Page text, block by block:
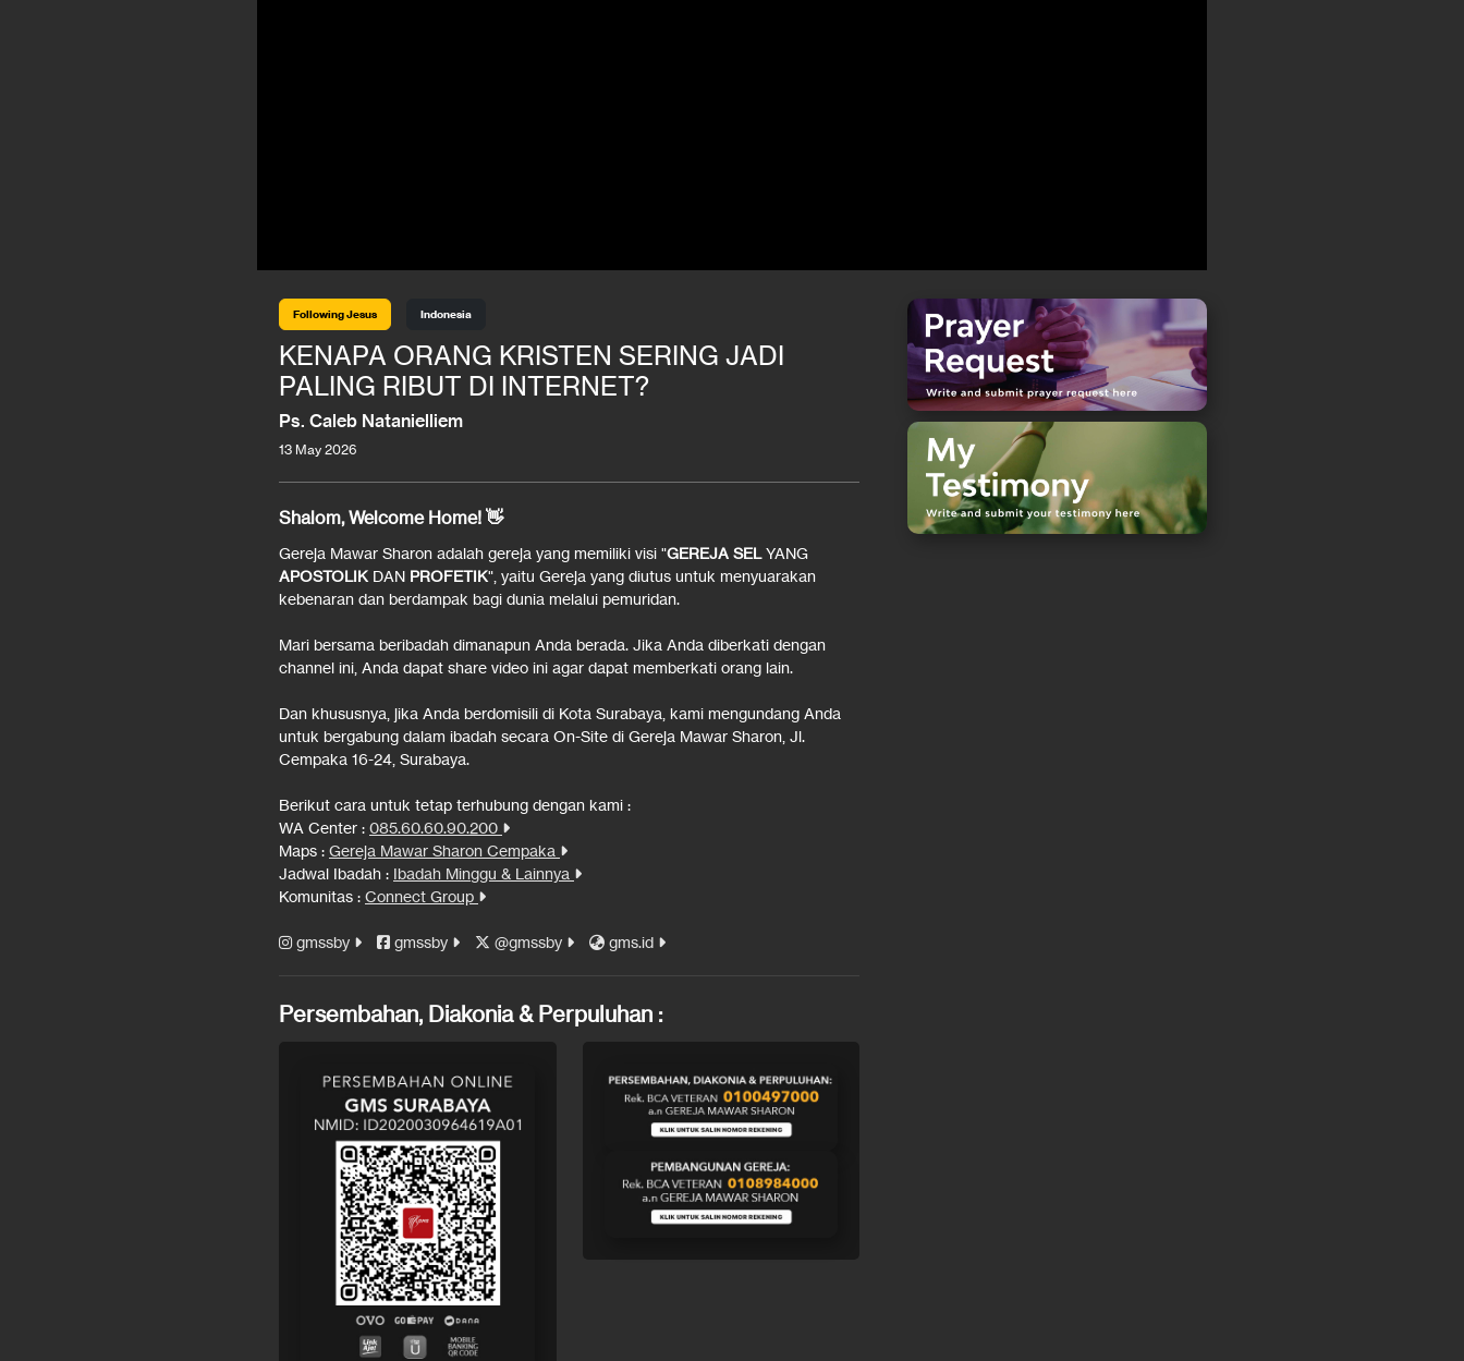
Following Jesus Indonesia
KENAPA ORANG KRISTEN SERING JADI
PALING RIBUT DI INTERNET?
Ps. Caleb Natanielliem
13 May 2026
Shalom, Welcome Home! 👋
Gereja Mawar Sharon adalah gereja yang memiliki visi "GEREJA SELYANG
APOSTOLIK DAN PROFETIK", yaitu Gereja yang diutus untuk menyuarakan
kebenaran dan berdampak bagi dunia melalui pemuridan.
Mari bersama beribadah dimanapun Anda berada. Jika Anda diberkati dengan
channel ini, Anda dapat share video ini agar dapat memberkati orang lain.
Dan khususnya, jika Anda berdomisili di Kota Surabaya, kami mengundang Anda
untuk bergabung dalam ibadah secara On-Site di Gereja Mawar Sharon, Jl.
Cempaka 16-24, Surabaya.
Berikut cara untuk tetap terhubung dengan kami :
WA Center : 085.60.60.90.200
Maps : Gereja Mawar Sharon Cempaka
Jadwal Ibadah : Ibadah Minggu & Lainnya
Komunitas : Connect Group
gmssby gmssby @gmssby gms.id
Persembahan, Diakonia & Perpuluhan :